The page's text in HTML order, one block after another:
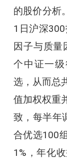
的股价分析
1日沪深
因子与质量
个中证一
选，从而总
值加权权重
致，每半年
合优选100
1%，年化